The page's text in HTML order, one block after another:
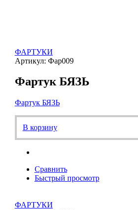
ФАРТУКИ
Артикул: Фар009
Фартук БЯЗЬ
Фартук БЯЗЬ
В корзину
Сравнить
Быстрый просмотр
ФАРТУКИ